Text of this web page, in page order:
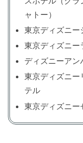
ャトー）
東京ディズニー
東京ディズニー
ディズニーア
東京ディズニー
テル
東京ディズニー